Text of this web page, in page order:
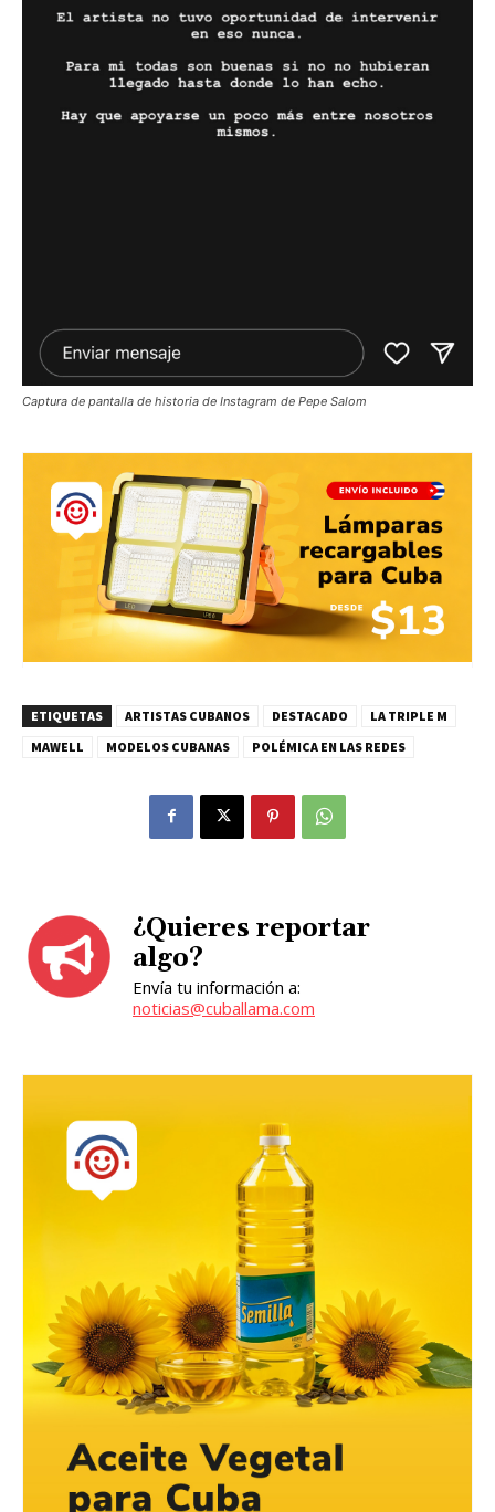
Captura de pantalla de historia de Instagram de Pepe Salom
ETIQUETAS ARTISTAS CUBANOS DESTACADO
LA TRIPLE M
MAWELL
MODELOS CUBANAS POLÉMICA EN LAS REDES
¿Quieres reportar
algo?
Envía tu información a:
noticias@cuballama.com